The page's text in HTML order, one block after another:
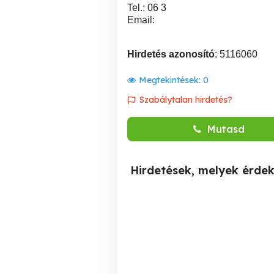
Tel.: 06 3
Email:
Hirdetés azonosító: 5116060
Megtekintések: 0
Szabálytalan hirdetés?
Mutasd
Hirdetések, melyek